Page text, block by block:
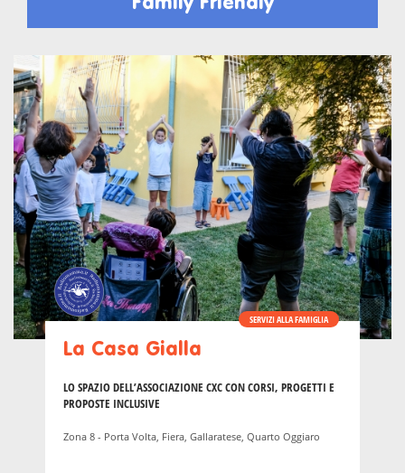
SERVIZI ALLA FAMIGLIA
La Casa Gialla
LO SPAZIO DELL’ASSOCIAZIONE CXC CON CORSI, PROGETTI E
PROPOSTE INCLUSIVE
Zona 8 - Porta Volta, Fiera, Gallaratese, Quarto Oggiaro